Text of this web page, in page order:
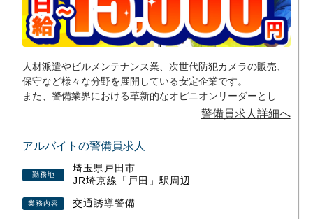
アルバイトの警備員求人
勤務地
埼玉県戸田市
JR埼京線「戸田」駅周辺
業務内容 交通誘導警備
人材派遣やビルメンテナンス業、次世代防犯カメラの販売、
保守など様々な分野を展開している安定企業です。
また、警備業界における革新的なオピニオンリーダーとして
努力を続けていくためにも、新しい仲間を募集いたします。
などきっかけはなんでも問題ありません！
少しでも興味がございましたらお気軽にご応募、ご連絡くだ
さい。
警備員求人詳細へ